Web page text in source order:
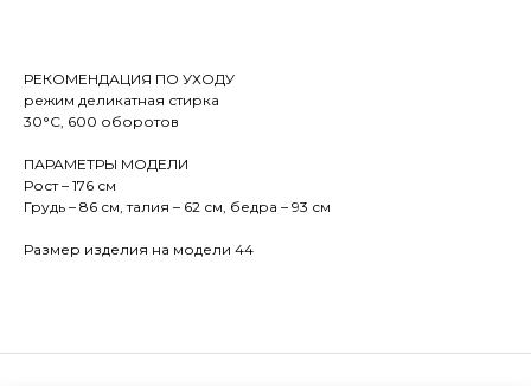
РЕКОМЕНДАЦИЯ ПО УХОДУ
режим деликатная стирка
30°С, 600 оборотов
ПАРАМЕТРЫ МОДЕЛИ
Рост – 176 см
Грудь – 86 см, талия – 62 см, бедра – 93 см
Размер изделия на модели 44